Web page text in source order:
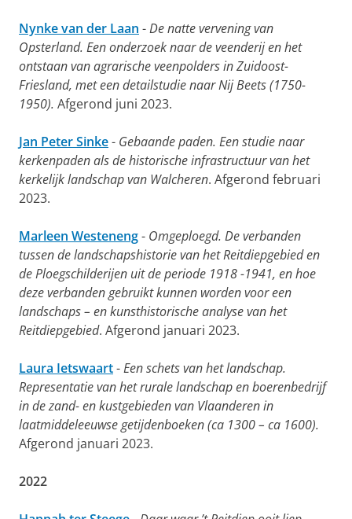
Nynke van der Laan -De natte vervening van
Opsterland. Een onderzoek naar de veenderij en het
ontstaan van agrarische veenpolders in Zuidoost-
Friesland, met een detailstudie naar Nij Beets (1750-
1950). Afgerond juni 2023.
Jan Peter Sinke- Gebaande paden. Een studie naar
kerkenpaden als de historische infrastructuur van het
kerkelijk landschap van Walcheren. Afgerond februari
2023.
Marleen Westeneng- Omgeploegd. De verbanden
tussen de landschapshistorie van het Reitdiepgebied en
de Ploegschilderijen uit de periode 1918 -1941, en hoe
deze verbanden gebruikt kunnen worden voor een
landschaps – en kunsthistorische analyse van het
Reitdiepgebied. Afgerond januari 2023.
Laura Ietswaart-Een schets van het landschap.
Representatie van het rurale landschap en boerenbedrijf
in de zand- en kustgebieden van Vlaanderen in
laatmiddeleeuwse getijdenboeken (ca 1300 – ca 1600).
Afgerond januari 2023.
2022